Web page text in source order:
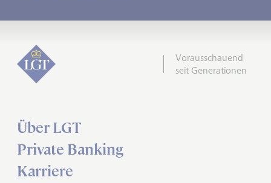
Vorausschauend
seit Generationen
Über LGT
Private Banking
Karriere